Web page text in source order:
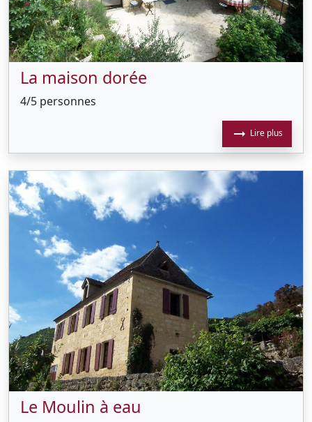
La maison dorée
4/5 personnes
arrow_right_alt Lire plus
Le Moulin à eau